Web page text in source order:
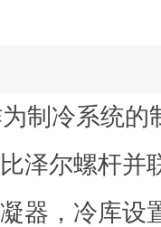
制冷系统
泽尔螺杆并
器，冷库设